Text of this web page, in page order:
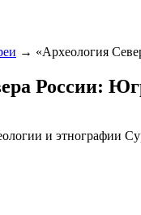
→ «Археология
России:
и этнографии